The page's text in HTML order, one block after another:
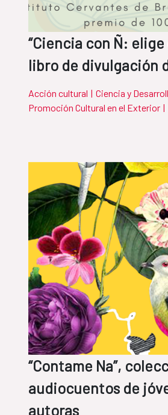
“Ciencia con Ñ:
libro de divulgación
Acción cultural | Ciencia y
Promoción Cultural en el Exterior |
“Contame Na”,
audiocuentos de
autoras